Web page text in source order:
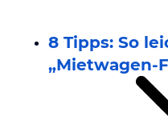
8 Tipps: So
„Mietwagen-